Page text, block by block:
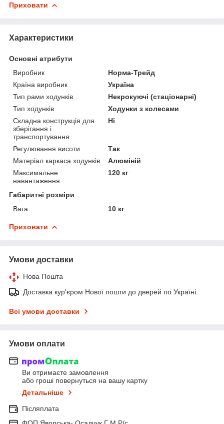
Приховати
Характеристики
Основні атрибути
Виробник
Норма-Трейд
Країна виробник
Україна
Тип рами ходунків
Некрокуючі (стаціонарні)
Тип ходунків
Ходунки з колесами
Складна конструкція для
зберігання і
транспортування
Ні
Регулювання висоти
Так
Матеріал каркаса ходунків
Алюміній
Максимальне
навантаження
120 кг
Габаритні розміри
Вага
10 кг
Приховати
Умови доставки
Нова Пошта
Доставка кур'єром Нової пошти до дверей по Україні.
Всі умови доставки
Умови оплати
Ви отримаєте замовлення
або гроші повернуться на вашу картку
Детальніше
Післяплата